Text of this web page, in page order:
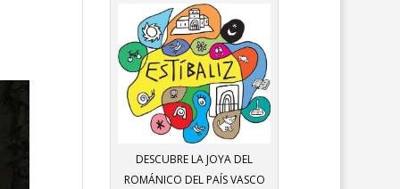
DESCUBRE LA JOYA DEL
ROMÁNICO DEL PAÍS VASCO